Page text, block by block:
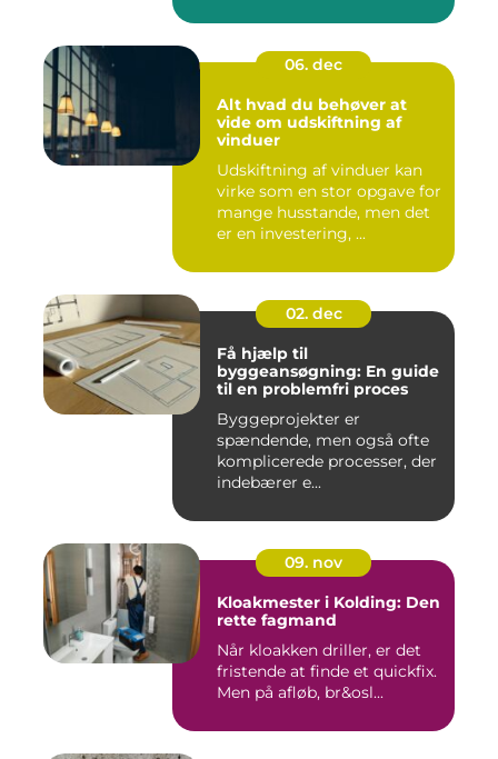
06. dec
Alt hvad du behøver at
vide om udskiftning af
vinduer
Udskiftning af vinduer kan
virke som en stor opgave for
mange husstande, men det
er en investering, ...
02. dec
Få hjælp til
byggeansøgning: En guide
til en problemfri proces
Byggeprojekter er
spændende, men også ofte
komplicerede processer, der
indebærer e...
09. nov
Kloakmester i Kolding: Den
rette fagmand
Når kloakken driller, er det
fristende at finde et quickfix.
Men på afløb, br&osl...